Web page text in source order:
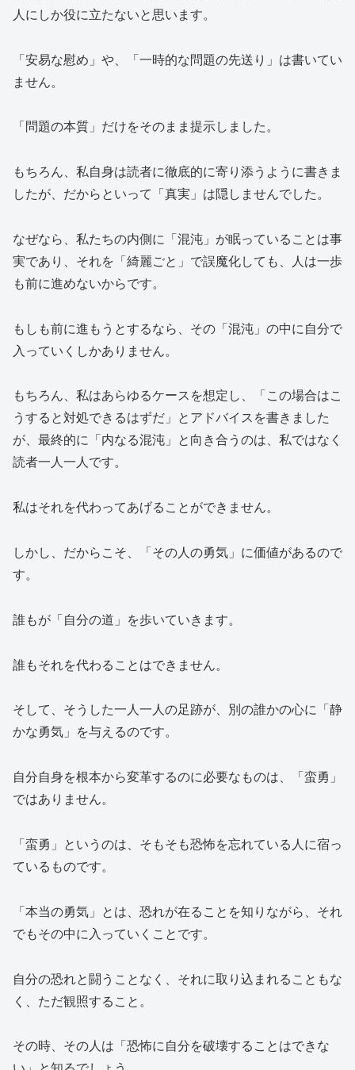
人にしか役に立たないと思います。
「安易な慰め」や、「一時的な問題の先送り」は書いてい
ません。
「問題の本質」だけをそのまま提示しました。
もちろん、私自身は読者に徹底的に寄り添うように書きま
したが、だからといって「真実」は隠しませんでした。
なぜなら、私たちの内側に「混沌」が眠っていることは事
実であり、それを「綺麗ごと」で誤魔化しても、人は一歩
も前に進めないからです。
もしも前に進もうとするなら、その「混沌」の中に自分で
入っていくしかありません。
もちろん、私はあらゆるケースを想定し、「この場合はこ
うすると対処できるはずだ」とアドバイスを書きました
が、最終的に「内なる混沌」と向き合うのは、私ではなく
読者一人一人です。
私はそれを代わってあげることができません。
しかし、だからこそ、「その人の勇気」に価値があるので
す。
誰もが「自分の道」を歩いていきます。
誰もそれを代わることはできません。
そして、そうした一人一人の足跡が、別の誰かの心に「静
かな勇気」を与えるのです。
自分自身を根本から変革するのに必要なものは、「蛮勇」
ではありません。
「蛮勇」というのは、そもそも恐怖を忘れている人に宿っ
ているものです。
「本当の勇気」とは、恐れが在ることを知りながら、それ
でもその中に入っていくことです。
自分の恐れと闘うことなく、それに取り込まれることもな
く、ただ観照すること。
その時、その人は「恐怖に自分を破壊することはできな